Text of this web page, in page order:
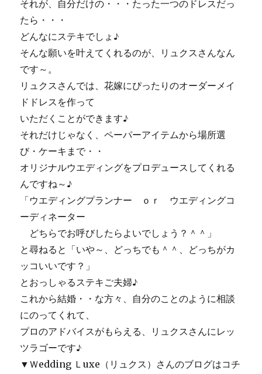
それが、自分だけの・・・たった一つのドレスだっ
たら・・・
どんなにステキでしょ♪
そんな願いを叶えてくれるのが、リュクスさんなん
です～。
リュクスさんでは、花嫁にぴったりのオーダーメイ
ドドレスを作って
いただくことができます♪
それだけじゃなく、ペーパーアイテムから場所選
び・ケーキまで・・
オリジナルウエディングをプロデュースしてくれる
んですね～♪
「ウエディングプランナー ｏｒ ウエディングコ
ーディネーター
どちらでお呼びしたらよいでしょう？＾＾」
と尋ねると「いや～、どっちでも＾＾、どっちがカ
ッコいいです？」
とおっしゃるステキご夫婦♪
これから結婚・・な方々、自分のことのように相談
にのってくれて、
プロのアドバイスがもらえる、リュクスさんにレッ
ツラゴーです♪
▼Ｗedding Ｌuxe（リュクス）さんのブログはコチ